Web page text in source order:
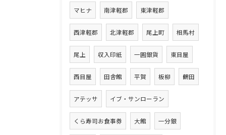
マヒナ 南津軽郡 東津軽郡
西津軽郡 北津軽郡 尾上町 相馬村
尾上 収入印紙 一圓銀貨 東目屋
西目屋 田舎館 平賀 板柳 鶴田
アテッサ イブ・サンローラン
くら寿司お食事券 大館 一分銀